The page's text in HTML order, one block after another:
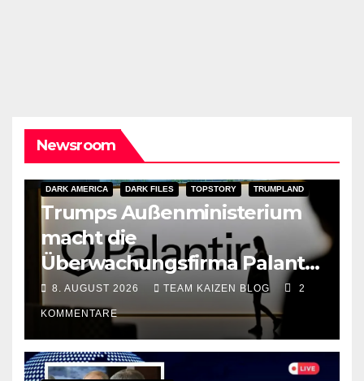
Newsroom
DARK AMERICA DARK FILES TOPSTORY TRUMPLAND
Trumps Außenministerium
macht die
Überwachungsfirma Palantir
zum Berater für
Meinungsfreiheit
8. AUGUST 2026 TEAM KAIZEN BLOG 2
KOMMENTARE